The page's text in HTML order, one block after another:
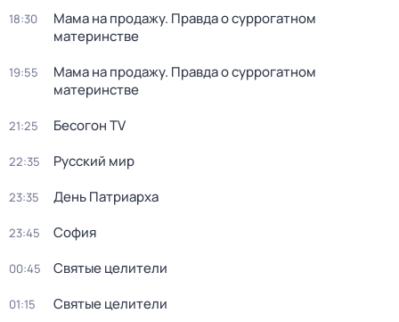
18:30
Мама на продажу. Правда о сyрpогатном
материнстве
19:55
Мама на продажу. Правда о сyрpогатном
материнстве
21:25 Бесогон TV
22:35 Русский мир
23:35 Дeнь Патриаpха
23:45 София
00:45 Святые целители
01:15 Святые целители